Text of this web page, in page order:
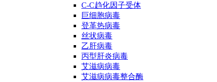
C-C趋化因子受体
巨细胞病毒
登革热病毒
丝状病毒
乙肝病毒
丙型肝炎病毒
艾滋病病毒
艾滋病病毒整合酶